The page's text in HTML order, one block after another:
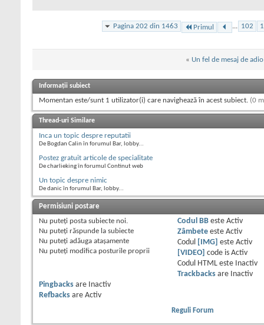
Pagina 202 din 1463 Primul ... 102
« Un fel de mesaj de adio
Informații subiect
Momentan este/sunt 1 utilizator(i) care navighează în acest subiect. (0
Thread-uri Similare
Inca un topic despre reputatii
De Bogdan Calin în forumul Bar, lobby...
Postez gratuit articole de specialitate
De charlieking în forumul Continut web
Un topic despre nimic
De danic în forumul Bar, lobby...
Permisiuni postare
Nu puteţi posta subiecte noi.
Nu puteţi răspunde la subiecte
Nu puteţi adăuga ataşamente
Nu puteţi modifica posturile proprii
Codul BBeste Activ
Zâmbeteeste Activ
Codul
[IMG] este Activ
[VIDEO] code is Activ
Codul HTML este
Inactiv
Trackbacksare
Inactiv
Pingbacks are
Inactiv
Refbacks are Activ
Reguli Forum